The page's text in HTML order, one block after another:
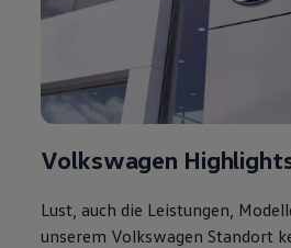
Volkswagen
Lust, auch die Leistungen,
unserem Volkswagen Standort